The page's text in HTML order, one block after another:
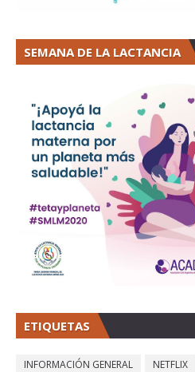
SEMANA DE LA LACTANCIA
ETIQUETAS
INFORMACIÓN GENERAL NETFLIX